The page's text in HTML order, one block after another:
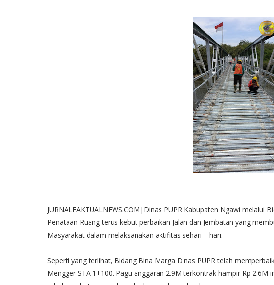
JURNALFAKTUALNEWS.COM|Dinas PUPR Kabupaten Ngawi melalui
Penataan Ruang terus kebut perbaikan Jalan dan Jembatan yang
Masyarakat dalam melaksanakan aktifitas sehari – hari.
Seperti yang terlihat, Bidang Bina Marga Dinas PUPR telah
Mengger STA 1+100. Pagu anggaran 2.9M terkontrak hampir Rp 2.6M